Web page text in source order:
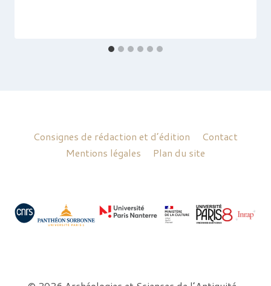
Consignes de rédaction et d’édition
Contact
Mentions légales
Plan du site